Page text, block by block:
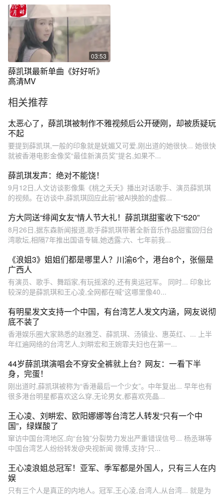
03:53
薛凯琪最新单曲《好好听》
高清MV
相关推荐
太恶心了，薛凯琪被制作不雅视频后公开硬刚，却被质疑玩
不起
要提到薛凯琪,一般的印象就是妩媚又可爱,刚出道的她很快... 她很快
就被香港电影金像奖“最佳新演员奖”提名,如果不...
薛凯琪发声：绝对不能饶！
9月12日,人文访谈影像集《桃之夭夭》播出对话歌手、演员薛凯琪
的视频。在访谈中,薛凯琪回应此前“被AI换脸的虚假...
方大同送“绯闻女友”情人节大礼！薛凯琪甜蜜收下“520”
8月26日,据东森新闻报道,歌手薛凯琪带著全新音乐作品甜蜜回归台
湾歌坛,相隔7年推出国语专辑,她透露:六、七年前我...
《浪姐3》姐姐们都是哪里人？川渝6个，港台8个，张俪是
广西人
有演员、歌手、舞蹈家,有玩摇滚的,还有奥运冠军。 同时... 印象比
较深的是薛凯琪和王心凌,全网都在喊“这哪里像40...
有明星发文支持一个中国，有台湾艺人发文内涵，网友说彻
底不装了
香港娱乐圈大家熟悉的赵雅芝、薛凯琪、汤镇业、惠英红、... 上半
年红遍网络的台湾艺人,刘畊宏和王婉霏夫妇也在第一...
44岁薛凯琪演唱会不穿安全裤就上台？网友：一看下半
身，完蛋！
刚出道时,薛凯琪被称为“香港最后一个少女”。中年复出... 早年也有
很多港台明星都喜欢这么穿,无论男女,都喜欢亮晶...
王心凌、刘畊宏、欧阳娜娜等台湾艺人转发“只有一个中
国”，绿媒酸了
窜访中国台湾地区,向“台独”分裂势力发出严重错误信号... 杨丞琳等
中国台湾艺人纷纷转发@央视新闻 微博,支持“只...
王心凌浪姐总冠军！亚军、季军都是外国人，只有三人在内
娱
只有三个人是真正的内地人。冠军,王心凌,台湾人,从台湾... 就是为